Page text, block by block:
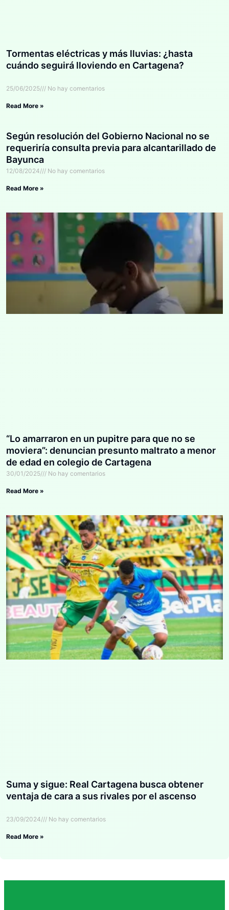
Tormentas eléctricas y más lluvias: ¿hasta
cuándo seguirá lloviendo en Cartagena?
25/06/2025 No hay comentarios
Read More »
Según resolución del Gobierno Nacional no se
requeriría consulta previa para alcantarillado de
Bayunca
12/08/2024 No hay comentarios
Read More »
“Lo amarraron en un pupitre para que no se
moviera”: denuncian presunto maltrato a menor
de edad en colegio de Cartagena
30/01/2025 No hay comentarios
Read More »
Suma y sigue: Real Cartagena busca obtener
ventaja de cara a sus rivales por el ascenso
23/09/2024 No hay comentarios
Read More »